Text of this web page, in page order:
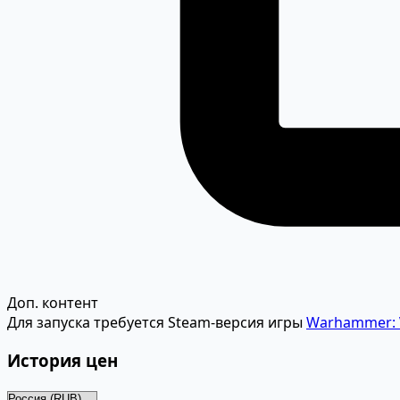
Доп. контент
Для запуска требуется Steam-версия игры
История цен